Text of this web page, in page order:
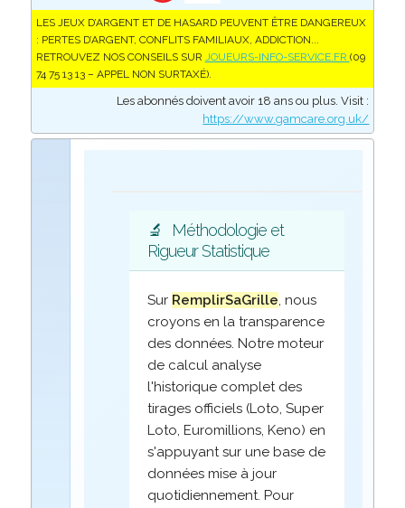
LES JEUX D’ARGENT ET DE HASARD PEUVENT ÊTRE DANGEREUX
: PERTES D’ARGENT, CONFLITS FAMILIAUX, ADDICTION...
RETROUVEZ NOS CONSEILS SUR JOUEURS-INFO-SERVICE.FR (09
74 75 13 13 – APPEL NON SURTAXÉ).
Les abonnés doivent avoir 18 ans ou plus. Visit :
https://www.gamcare.org.uk/
🔬
Méthodologie et
Rigueur Statistique
Sur RemplirSaGrille, nous
croyons en la transparence
des données. Notre moteur
de calcul analyse
l'historique complet des
tirages officiels (Loto, Super
Loto, Euromillions, Keno) en
s'appuyant sur une base de
données mise à jour
quotidiennement. Pour